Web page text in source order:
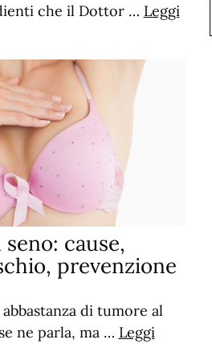
che il Dottor … Leggi
cause,
prevenzione
di tumore al
ne parla, ma … Leggi